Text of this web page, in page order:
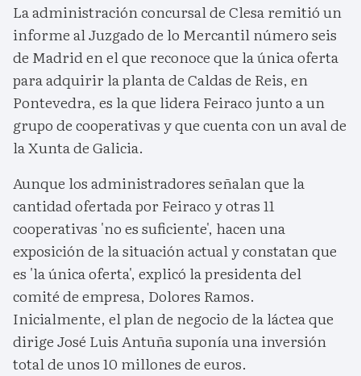
La administración concursal de Clesa remitió un
informe al Juzgado de lo Mercantil número seis
de Madrid en el que reconoce que la única oferta
para adquirir la planta de Caldas de Reis, en
Pontevedra, es la que lidera Feiraco junto a un
grupo de cooperativas y que cuenta con un aval de
la Xunta de Galicia.
Aunque los administradores señalan que la
cantidad ofertada por Feiraco y otras 11
cooperativas 'no es suficiente', hacen una
exposición de la situación actual y constatan que
es 'la única oferta', explicó la presidenta del
comité de empresa, Dolores Ramos.
Inicialmente, el plan de negocio de la láctea que
dirige José Luis Antuña suponía una inversión
total de unos 10 millones de euros.